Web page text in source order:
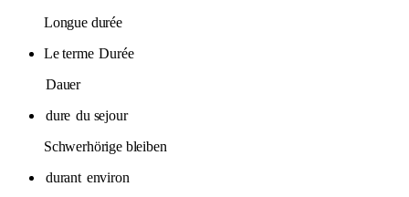
Longue durée
Le terme Durée
Dauer
dure du sejour
Schwerhörige bleiben
durant environ